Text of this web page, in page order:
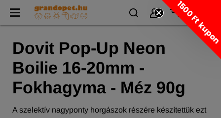
Dovit Pop-Up Neon
Boilie 16-20mm -
Fokhagyma - Méz 90g
A szelektív nagyponty horgászok részére készítettük ezt
1500 Ft